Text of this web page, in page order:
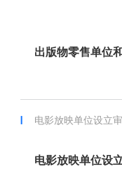
出版物零售单位
电影放映单位设立
电影放映单位设